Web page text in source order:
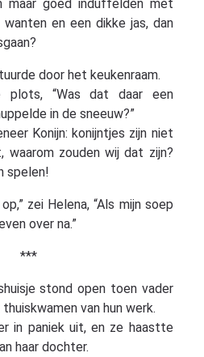
maar goed induffelden met
en een dikke jas, dan
door het keukenraam.
plots, “Was dat daar een
in de sneeuw?”
Konijn: konijntjes zijn niet
waarom zouden wij dat zijn?
spelen!
zei Helena, “Als mijn soep
over na.”
***
stond open toen vader
van hun werk.
in paniek uit, en ze haastte
haar dochter.